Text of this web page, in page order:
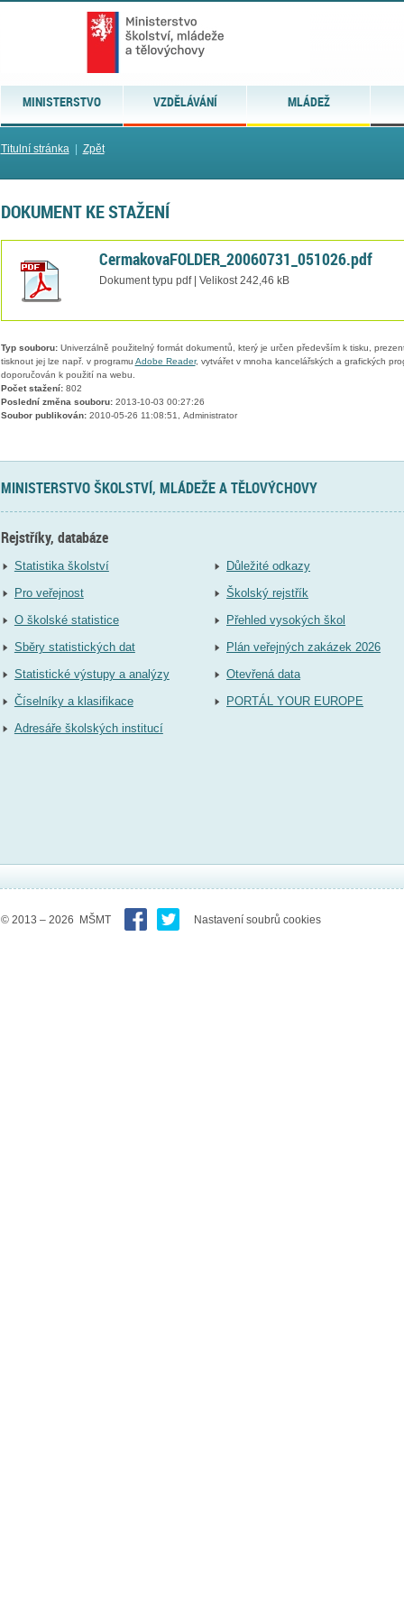
MINISTERSTVO VZDĚLÁVÁNÍ MLÁDEŽ
Titulní stránka| Zpět
DOKUMENT KE STAŽENÍ
CermakovaFOLDER_20060731_051026.pdf
Dokument typu pdf | Velikost 242,46 kB
Typ souboru:Univerzálně použitelný formát dokumentů, který je určen především k tisku,
tisknout jej lze např. v programu Adobe Reader, vytvářet v mnoha kancelářských a grafických
doporučován k použití na webu.
Počet stažení:802
Poslední změna souboru:2013-10-03 00:27:26
Soubor publikován:2010-05-26 11:08:51, Administrator
MINISTERSTVO ŠKOLSTVÍ, MLÁDEŽE A TĚLOVÝCHOVY
Rejstříky, databáze
Statistika školství
Pro veřejnost
O školské statistice
Sběry statistických dat
Statistické výstupy a analýzy
Číselníky a klasifikace
Adresáře školských institucí
Důležité odkazy
Školský rejstřík
Přehled vysokých škol
Plán veřejných zakázek 2026
Otevřená data
PORTÁL YOUR EUROPE
© 2013 – 2026 MŠMT Nastavení soubrů cookies